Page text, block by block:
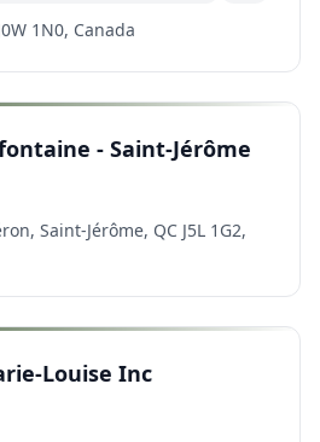
1N0, Canada
- Saint-Jérôme
Saint-Jérôme, QC J5L 1G2,
Louise Inc